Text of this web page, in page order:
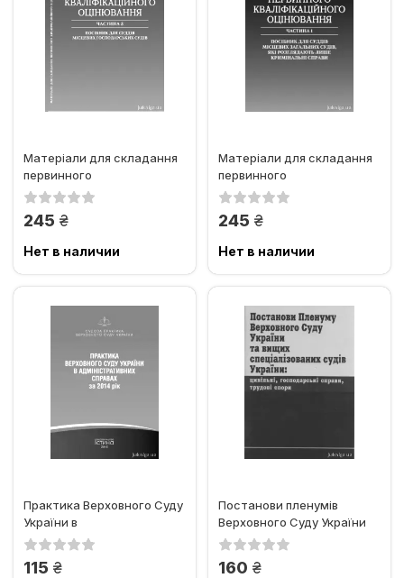
Матеріали для складання
первинного
кваліфікаційного
245 грн.
Нет в наличии
Матеріали для складання
первинного
кваліфікаційного
245 грн.
Нет в наличии
Практика Верховного Суду
України в
адміністративних справах
115 грн.
Постанови пленумів
Верховного Суду України
та вищих спеціалізованих...
160 грн.